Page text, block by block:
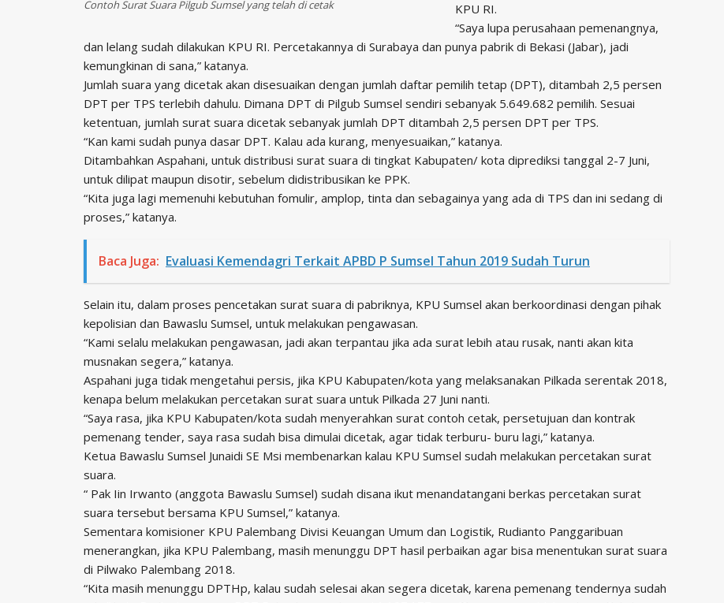
Contoh Surat Suara Pilgub Sumsel yang telah di cetak
KPU RI.
“Saya lupa perusahaan pemenangnya,
dan lelang sudah dilakukan KPU RI. Percetakannya di Surabaya dan punya pabrik di Bekasi (Jabar), jadi
kemungkinan di sana,” katanya.
Jumlah suara yang dicetak akan disesuaikan dengan jumlah daftar pemilih tetap (DPT), ditambah 2,5 persen
DPT per TPS terlebih dahulu. Dimana DPT di Pilgub Sumsel sendiri sebanyak 5.649.682 pemilih. Sesuai
ketentuan, jumlah surat suara dicetak sebanyak jumlah DPT ditambah 2,5 persen DPT per TPS.
“Kan kami sudah punya dasar DPT. Kalau ada kurang, menyesuaikan,” katanya.
Ditambahkan Aspahani, untuk distribusi surat suara di tingkat Kabupaten/ kota diprediksi tanggal 2-7 Juni,
untuk dilipat maupun disotir, sebelum didistribusikan ke PPK.
“Kita juga lagi memenuhi kebutuhan fomulir, amplop, tinta dan sebagainya yang ada di TPS dan ini sedang di
proses,” katanya.
Baca Juga: Evaluasi Kemendagri Terkait APBD P Sumsel Tahun 2019 Sudah Turun
Selain itu, dalam proses pencetakan surat suara di pabriknya, KPU Sumsel akan berkoordinasi dengan pihak
kepolisian dan Bawaslu Sumsel, untuk melakukan pengawasan.
“Kami selalu melakukan pengawasan, jadi akan terpantau jika ada surat lebih atau rusak, nanti akan kita
musnakan segera,” katanya.
Aspahani juga tidak mengetahui persis, jika KPU Kabupaten/kota yang melaksanakan Pilkada serentak 2018,
kenapa belum melakukan percetakan surat suara untuk Pilkada 27 Juni nanti.
“Saya rasa, jika KPU Kabupaten/kota sudah menyerahkan surat contoh cetak, persetujuan dan kontrak
pemenang tender, saya rasa sudah bisa dimulai dicetak, agar tidak terburu- buru lagi,” katanya.
Ketua Bawaslu Sumsel Junaidi SE Msi membenarkan kalau KPU Sumsel sudah melakukan percetakan surat
suara.
“ Pak Iin Irwanto (anggota Bawaslu Sumsel) sudah disana ikut menandatangani berkas percetakan surat
suara tersebut bersama KPU Sumsel,” katanya.
Sementara komisioner KPU Palembang Divisi Keuangan Umum dan Logistik, Rudianto Panggaribuan
menerangkan, jika KPU Palembang, masih menunggu DPT hasil perbaikan agar bisa menentukan surat suara
di Pilwako Palembang 2018.
“Kita masih menunggu DPTHp, kalau sudah selesai akan segera dicetak, karena pemenang tendernya sudah